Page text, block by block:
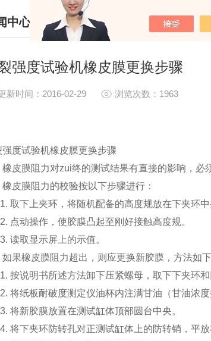
中心
CENTER
强度试验机橡皮膜更换步骤
新时间：2016-02-29 浏览次数：1963
强度试验机橡皮膜更换步骤
橡皮膜阻力对zui终的测试结果有直接的影响，必
橡皮膜阻力的校验按以下步骤进行：
下上夹环，将随机配备的高度规放在下夹环中
动操作，使胶膜凸起至刚好接触高度规。
取显示屏上的示值。
如果橡皮膜阻力超出，则应更换新胶膜，方法如下
说明书所述方法卸下压紧螺母，取下下夹环和
纸板耐破度测定仪油杯内注满甘油（甘油浓度
新胶膜放置在测试缸体顶部圆台中央。
下夹环防转孔对正测试缸体上的防转销，平放